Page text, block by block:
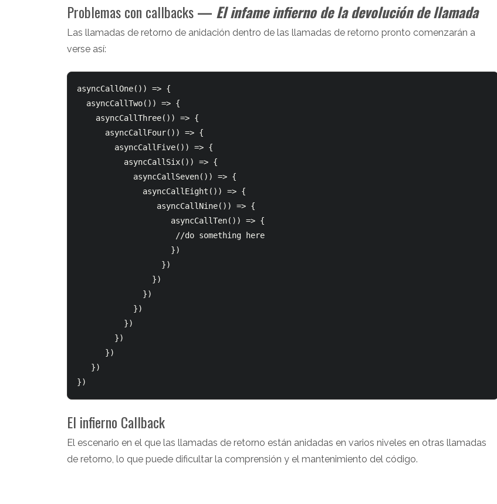
Problemas con callbacks— El infame infierno de la devolución de llamada
Las llamadas de retorno de anidación dentro de las llamadas de retorno pronto comenzarán a
verse así:
asyncCallOne()) => {
El infierno Callback
El escenario en el que las llamadas de retorno están anidadas en varios niveles en otras llamadas
de retorno, lo que puede dificultar la comprensión y el mantenimiento del código.